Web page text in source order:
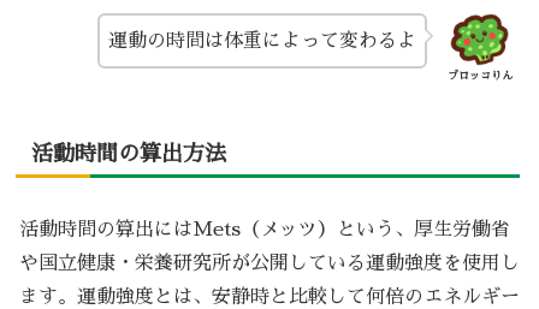
ブロッコりん
運動の時間は体重によって変わるよ
活動時間の算出方法
活動時間の算出にはMets（メッツ）という、厚生労働省
や国立健康・栄養研究所が公開している運動強度を使用し
ます。運動強度とは、安静時と比較して何倍のエネルギー